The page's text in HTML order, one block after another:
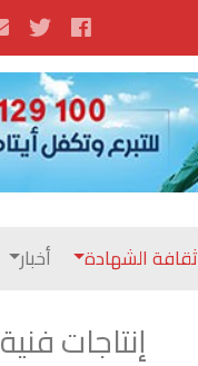
ثقافة الشهادة أخبار
إنتاجات فنية